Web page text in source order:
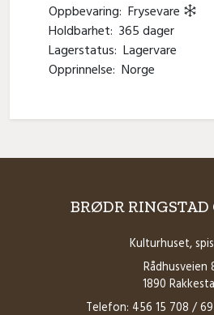
Oppbevaring: Frysevare
Holdbarhet: 365 dager
Lagerstatus: Lagervare
Opprinnelse: Norge
BRØDR RINGSTAD
Kulturhuset,
Rådhusveien
1890
Telefon: 456 15 708 /